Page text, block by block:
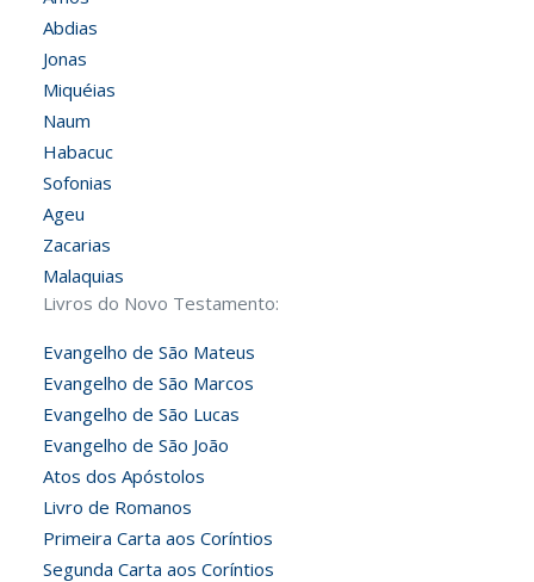
Abdias
Jonas
Miquéias
Naum
Habacuc
Sofonias
Ageu
Zacarias
Malaquias
Livros do Novo Testamento:
Evangelho de São Mateus
Evangelho de São Marcos
Evangelho de São Lucas
Evangelho de São João
Atos dos Apóstolos
Livro de Romanos
Primeira Carta aos Coríntios
Segunda Carta aos Coríntios